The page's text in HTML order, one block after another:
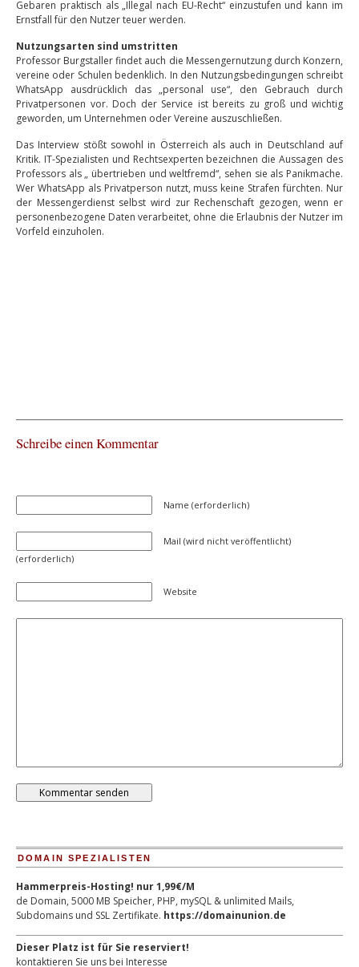
Gebaren praktisch als „Illegal nach EU-Recht“ einzustufen und kann im
Ernstfall für den Nutzer teuer werden.
Nutzungsarten sind umstritten
Professor Burgstaller findet auch die Messengernutzung durch Konzern,
vereine oder Schulen bedenklich. In den Nutzungsbedingungen schreibt
WhatsApp ausdrücklich das „personal use“, den Gebrauch durch
Privatpersonen vor. Doch der Service ist bereits zu groß und wichtig
geworden, um Unternehmen oder Vereine auszuschließen.
Das Interview stößt sowohl in Österreich als auch in Deutschland auf
Kritik. IT-Spezialisten und Rechtsexperten bezeichnen die Aussagen des
Professors als „ übertrieben und weltfremd“, sehen sie als Panikmache.
Wer WhatsApp als Privatperson nutzt, muss keine Strafen fürchten. Nur
der Messengerdienst selbst wird zur Rechenschaft gezogen, wenn er
personenbezogene Daten verarbeitet, ohne die Erlaubnis der Nutzer im
Vorfeld einzuholen.
Schreibe einen Kommentar
Name (erforderlich)
Mail (wird nicht veröffentlicht)
(erforderlich)
Website
DOMAIN SPEZIALISTEN
Hammerpreis-Hosting! nur 1,99€/M
de Domain, 5000 MB Speicher, PHP, mySQL & unlimited Mails,
Subdomains und SSL Zertifikate. https://domainunion.de
Dieser Platz ist für Sie reserviert!
kontaktieren Sie uns bei Interesse